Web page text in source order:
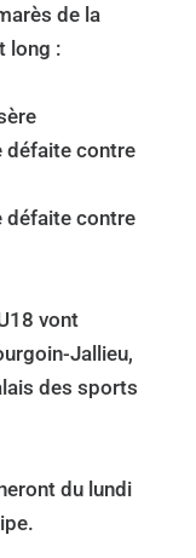
de la
long :
défaite contre
défaite contre
vont
Jallieu,
des sports
du lundi